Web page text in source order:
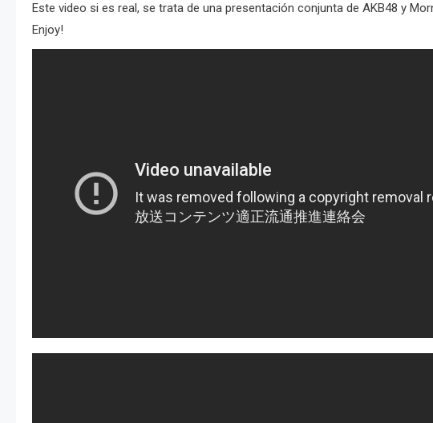
Este video si es real, se trata de una presentación conjunta de AKB48 y
Enjoy!